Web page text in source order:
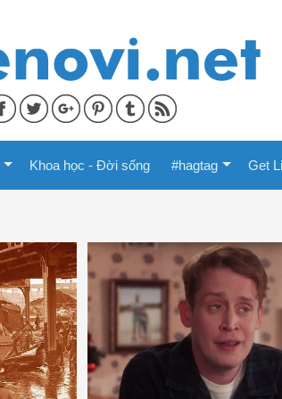
Khoa học - Đời sống #hagtag Get